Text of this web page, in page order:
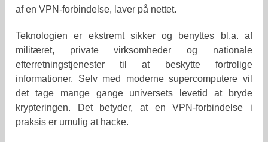
af en VPN-forbindelse, laver på nettet.
Teknologien er ekstremt sikker og benyttes bl.a. af
militæret, private virksomheder og nationale
efterretningstjenester til at beskytte fortrolige
informationer. Selv med moderne supercomputere vil
det tage mange gange universets levetid at bryde
krypteringen. Det betyder, at en VPN-forbindelse i
praksis er umulig at hacke.